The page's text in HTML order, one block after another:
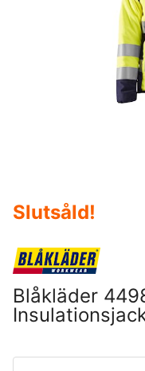
Slutsåld!
Blåkläder